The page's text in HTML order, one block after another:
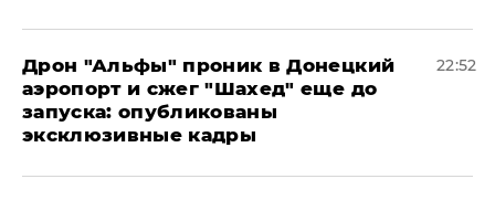
Дрон "Альфы" проник в Донецкий
аэропорт и сжег "Шахед" еще до
запуска: опубликованы
эксклюзивные кадры
22:52